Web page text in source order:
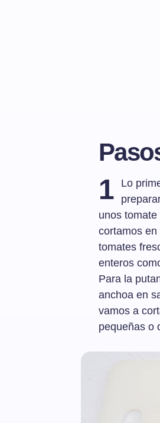
1
Lo
unos
cortamos
tomates
enteros
Para la
anchoa en
vamos a
pequeñas o